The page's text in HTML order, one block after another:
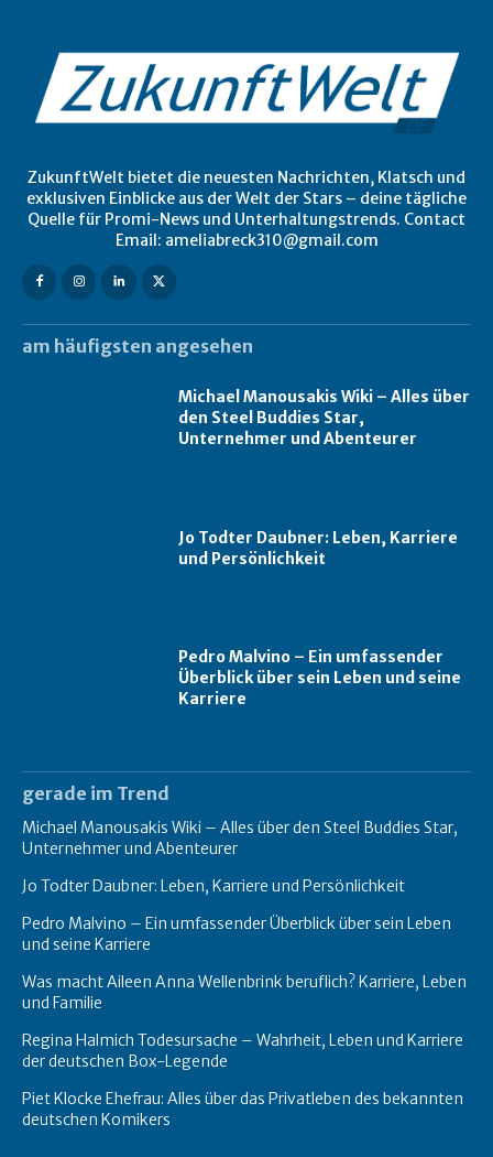
ZukunftWelt bietet die neuesten Nachrichten, Klatsch und
exklusiven Einblicke aus der Welt der Stars – deine tägliche
Quelle für Promi-News und Unterhaltungstrends. Contact
Email: ameliabreck310@gmail.com
am häufigsten angesehen
Michael Manousakis Wiki – Alles über
den Steel Buddies Star,
Unternehmer und Abenteurer
Jo Todter Daubner: Leben, Karriere
und Persönlichkeit
Pedro Malvino – Ein umfassender
Überblick über sein Leben und seine
Karriere
gerade im Trend
Michael Manousakis Wiki – Alles über den Steel Buddies Star,
Unternehmer und Abenteurer
Jo Todter Daubner: Leben, Karriere und Persönlichkeit
Pedro Malvino – Ein umfassender Überblick über sein Leben
und seine Karriere
Was macht Aileen Anna Wellenbrink beruflich? Karriere, Leben
und Familie
Regina Halmich Todesursache – Wahrheit, Leben und Karriere
der deutschen Box-Legende
Piet Klocke Ehefrau: Alles über das Privatleben des bekannten
deutschen Komikers